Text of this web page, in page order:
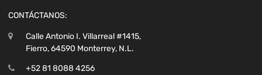
CONTÁCTANOS:
Calle Antonio I. Villarreal #1415,
Fierro, 64590 Monterrey, N.L.
+52 81 8088 4256